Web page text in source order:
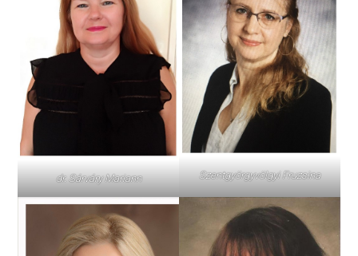
dr. Sárváry Mariann Szentgyörgyvölgyi Fruzsina